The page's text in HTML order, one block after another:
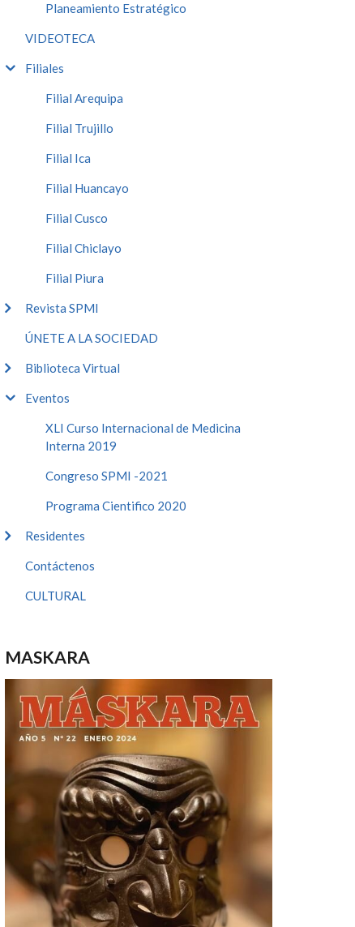
Planeamiento Estratégico
VIDEOTECA
Filiales
Filial Arequipa
Filial Trujillo
Filial Ica
Filial Huancayo
Filial Cusco
Filial Chiclayo
Filial Piura
Revista SPMI
ÚNETE A LA SOCIEDAD
Biblioteca Virtual
Eventos
XLI Curso Internacional de Medicina
Interna 2019
Congreso SPMI -2021
Programa Cientifico 2020
Residentes
Contáctenos
CULTURAL
MASKARA